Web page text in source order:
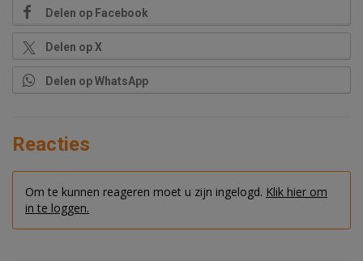
Delen op Facebook
Delen op X
Delen op WhatsApp
Reacties
Om te kunnen reageren moet u zijn ingelogd. Klik hier om
in te loggen.